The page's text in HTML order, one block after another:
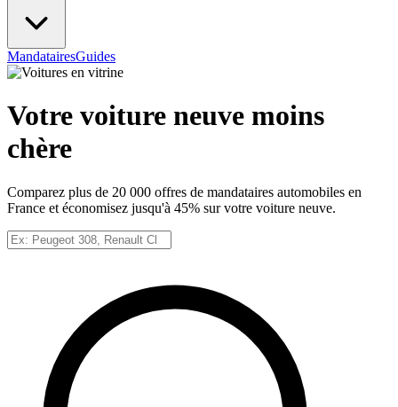
MandatairesGuides
Votre voiture neuve moins
chère
Comparez plus de 20 000 offres de mandataires automobiles en
France et économisez jusqu'à 45% sur votre voiture neuve.